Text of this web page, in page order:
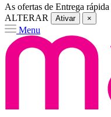
As ofertas de Entrega rápida
ALTERAR
Ativar ×
Menu